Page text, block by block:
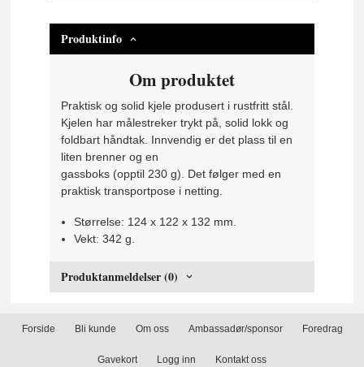
Produktinfo
Om produktet
Praktisk og solid kjele produsert i rustfritt stål.
Kjelen har målestreker trykt på, solid lokk og
foldbart håndtak. Innvendig er det plass til en
liten brenner og en
gassboks (opptil 230 g). Det følger med en
praktisk transportpose i netting.
Størrelse: 124 x 122 x 132 mm.
Vekt: 342 g.
Produktanmeldelser (0)
Forside Bli kunde Om oss Ambassadør/sponsor Foredrag
Gavekort Logg inn Kontakt oss